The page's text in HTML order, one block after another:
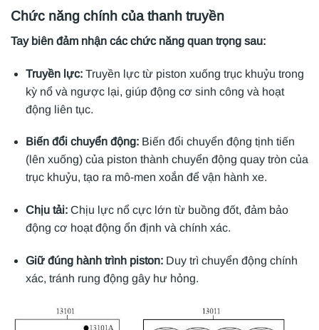
Chức năng chính của thanh truyền
Tay biên đảm nhận các chức năng quan trọng sau:
Truyền lực:Truyền lực từ piston xuống trục khuỷu trong
kỳ nổ và ngược lại, giúp động cơ sinh công và hoạt
động liên tục.
Biến đổi chuyển động:Biến đổi chuyển động tịnh tiến
(lên xuống) của piston thành chuyển động quay tròn của
trục khuỷu, tạo ra mô-men xoắn để vận hành xe.
Chịu tải: Chịu lực nổ cực lớn từ buồng đốt, đảm bảo
động cơ hoạt động ổn định và chính xác.
Giữ đúng hành trình piston: Duy trì chuyển động chính
xác, tránh rung động gây hư hỏng.